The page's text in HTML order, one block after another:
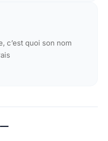
c’est quoi son nom
—